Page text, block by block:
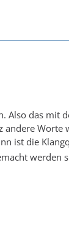
Also das
Worte
ist die